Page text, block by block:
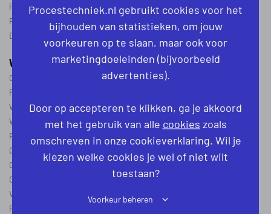
Productiemedewerker vacatures
Ploegleider vacatures
Dagdienst vacatures
WERKEN IN DE PROCESTECHNIEK
Over de procestechniek
Ploegendienst
Wat is een procesoperator
Werken als procesoperator
Procesoperator in de
chemie voedingsindustrie farmacieof
Operator A
Operator B
Operator C
Verschil operator A, B en C
Procesoperator salaris
Procestechniek.nl gebruikt cookies voor het
bijhouden van statistieken, om jouw
voorkeuren op te slaan, maar ook voor
marketingdoeleinden (bijvoorbeeld
advertenties).
Door op accepteren te klikken, ga je akkoord
met het gebruik van alle cookies zoals
omschreven in onze cookieverklaring. Wil je
kiezen welke cookies je wel of niet wilt
toestaan?
Voorkeur beheren